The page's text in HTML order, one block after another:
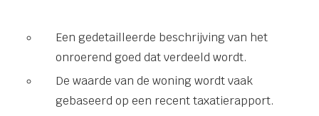
Een gedetailleerde beschrijving van het
onroerend goed dat verdeeld wordt.
De waarde van de woning wordt vaak
gebaseerd op een recent taxatierapport.